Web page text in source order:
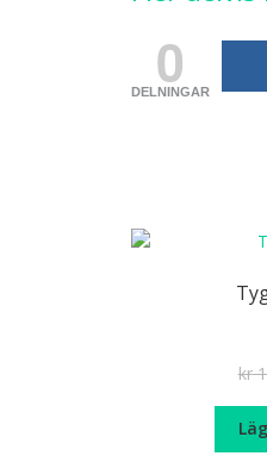
0
DELNINGAR
kr